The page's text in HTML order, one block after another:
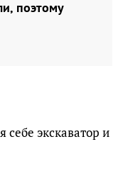
поэтому
экскаватор и